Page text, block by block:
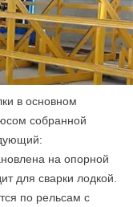
в основном
собранной
на опорной
для сварки лодкой.
по рельсам с